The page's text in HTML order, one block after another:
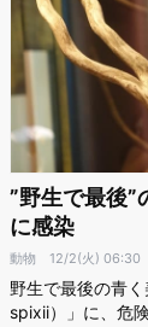
”野生で最後”
に感染
動物 12/2(火) 06:30
野生で最後の青
spixii）」に、危